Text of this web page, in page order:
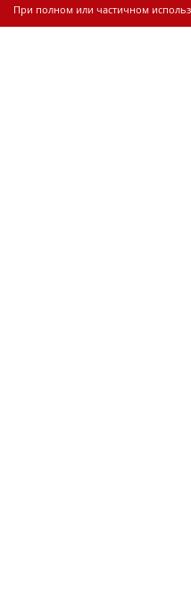
При полном или частичном